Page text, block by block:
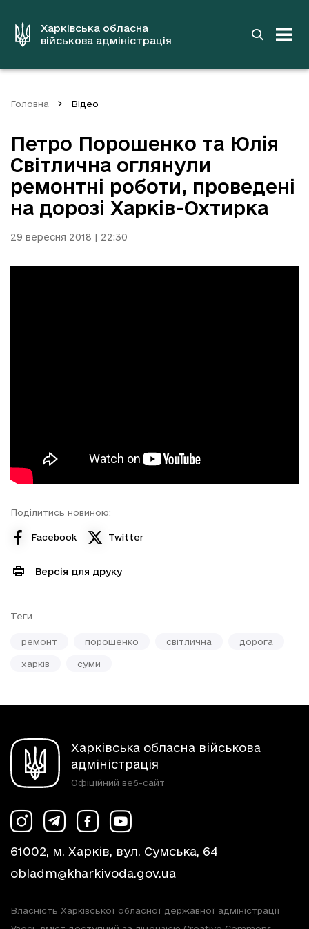
вмістуХарківська обласна
військова адміністрація
Головна Відео
Петро Порошенко та Юлія
Світлична оглянули
ремонтні роботи, проведені
на дорозі Харків-Охтирка
29 вересня 2018 | 22:30
Поділитись новиною:
Facebook Twitter
Версія для друку
Теги
ремонт порошенко світлична дорога
харків суми
Харківська обласна військова
адміністрація
Офіційний веб-сайт
61002, м. Харків, вул. Сумська, 64
obladm@kharkivoda.gov.ua
Власність Харківської обласної державної адміністрації